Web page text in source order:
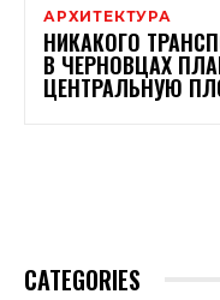
АРХИТЕКТУРА
НИКАКОГО
В ЧЕРНОВЦАХ
ЦЕНТРАЛЬНУЮ
CATEGORIES